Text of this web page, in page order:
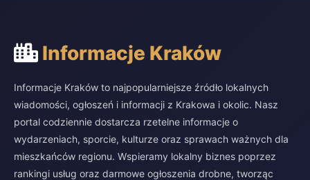
Informacje Kraków
Informacje Kraków to najpopularniejsze źródło lokalnych
wiadomości, ogłoszeń i informacji z Krakowa i okolic. Nasz
portal codziennie dostarcza rzetelne informacje o
wydarzeniach, sporcie, kulturze oraz sprawach ważnych dla
mieszkańców regionu. Wspieramy lokalny biznes poprzez
rankingi usług oraz darmowe ogłoszenia drobne, tworząc